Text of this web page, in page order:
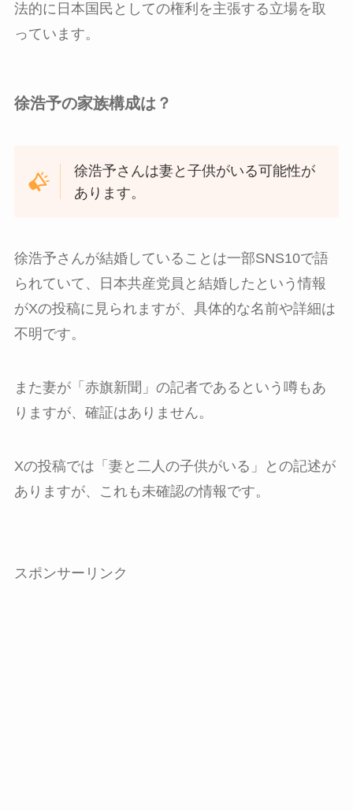
法的に日本国民としての権利を主張する立場を取
っています。
徐浩予の家族構成は？
徐浩予さんは妻と子供がいる可能性が
あります。
徐浩予さんが結婚していることは一部SNS10で語
られていて、日本共産党員と結婚したという情報
がXの投稿に見られますが、具体的な名前や詳細は
不明です。
また妻が「赤旗新聞」の記者であるという噂もあ
りますが、確証はありません。
Xの投稿では「妻と二人の子供がいる」との記述が
ありますが、これも未確認の情報です。
スポンサーリンク